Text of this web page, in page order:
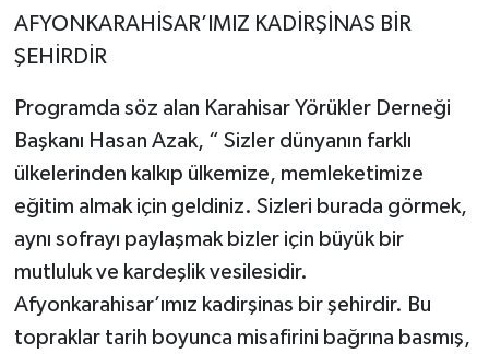
AFYONKARAHİSAR’IMIZ KADİRŞİNAS BİR
ŞEHİRDİR
Programda söz alan Karahisar Yörükler Derneği
Başkanı Hasan Azak, “ Sizler dünyanın farklı
ülkelerinden kalkıp ülkemize, memleketimize
eğitim almak için geldiniz. Sizleri burada görmek,
aynı sofrayı paylaşmak bizler için büyük bir
mutluluk ve kardeşlik vesilesidir.
Afyonkarahisar’ımız kadirşinas bir şehirdir. Bu
topraklar tarih boyunca misafirini bağrına basmış,